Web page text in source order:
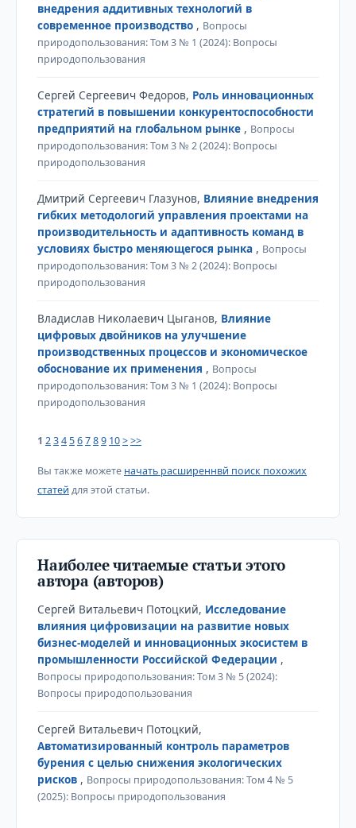
внедрения аддитивных технологий в
современное производство , Вопросы
природопользования: Том 3 № 1 (2024): Вопросы
природопользования
Сергей Сергеевич Федоров, Роль инновационных
стратегий в повышении конкурентоспособности
предприятий на глобальном рынке , Вопросы
природопользования: Том 3 № 2 (2024): Вопросы
природопользования
Дмитрий Сергеевич Глазунов, Влияние внедрения
гибких методологий управления проектами на
производительность и адаптивность команд в
условиях быстро меняющегося рынка , Вопросы
природопользования: Том 3 № 2 (2024): Вопросы
природопользования
Владислав Николаевич Цыганов, Влияние
цифровых двойников на улучшение
производственных процессов и экономическое
обоснование их применения , Вопросы
природопользования: Том 3 № 1 (2024): Вопросы
природопользования
1 23456789 10>>>
Вы также можете начать расширеннвй поиск похожих
статей для этой статьи.
Наиболее читаемые статьи этого
автора (авторов)
Сергей Витальевич Потоцкий, Исследование
влияния цифровизации на развитие новых
бизнес-моделей и инновационных экосистем в
промышленности Российской Федерации ,
Вопросы природопользования: Том 3 № 5 (2024):
Вопросы природопользования
Сергей Витальевич Потоцкий,
Автоматизированный контроль параметров
бурения с целью снижения экологических
рисков , Вопросы природопользования: Том 4 № 5
(2025): Вопросы природопользования